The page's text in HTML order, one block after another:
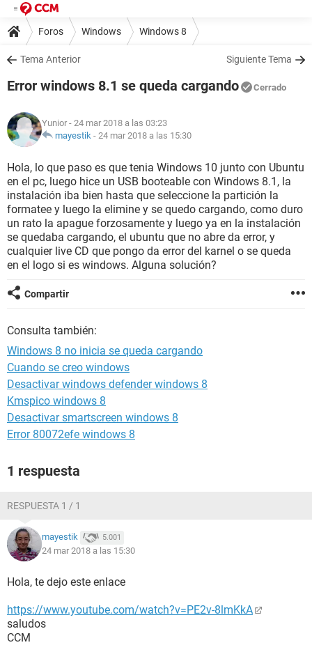
Foros Windows Windows 8
Tema Anterior Siguiente Tema
Error windows 8.1 se queda cargando Cerrado
Yunior - 24 mar 2018 a las 03:23
mayestik - 24 mar 2018 a las 15:30
Hola, lo que paso es que tenia Windows 10 junto con Ubuntu
en el pc, luego hice un USB booteable con Windows 8.1, la
instalación iba bien hasta que seleccione la partición la
formatee y luego la elimine y se quedo cargando, como duro
un rato la apague forzosamente y luego ya en la instalación
se quedaba cargando, el ubuntu que no abre da error, y
cualquier live CD que pongo da error del karnel o se queda
en el logo si es windows. Alguna solución?
Compartir
Consulta también:
Windows 8 no inicia se queda cargando
Cuando se creo windows
Desactivar windows defender windows 8
Kmspico windows 8
Desactivar smartscreen windows 8
Error 80072efe windows 8
1 respuesta
RESPUESTA 1 / 1
mayestik 5.001
24 mar 2018 a las 15:30
Hola, te dejo este enlace
https://www.youtube.com/watch?v=PE2v-8lmKkA
saludos
CCM